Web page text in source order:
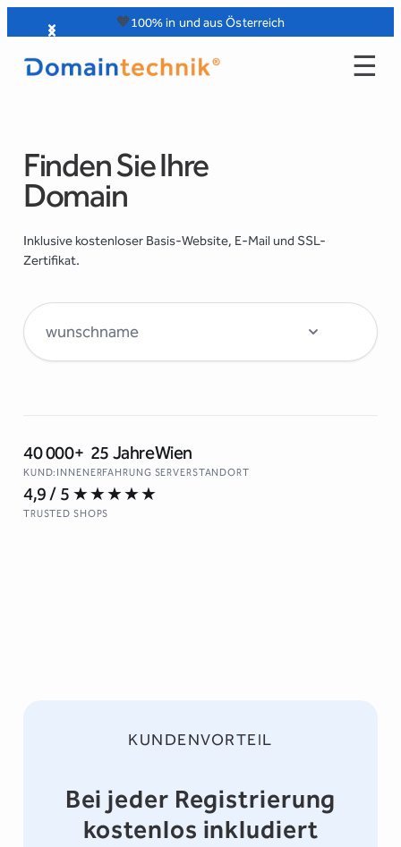
Inhalt
springen
🧡100% in und aus Österreich
☰
Finden Sie Ihre
Domain
Inklusive kostenloser Basis-Website, E-Mail und SSL-
Zertifikat.
↵ Neue Zeile · ⌘↵ / Ctrl+↵ oder Schaltfläche zum Suchen
40 000+
KUND:INNEN
25 Jahre
ERFAHRUNG
Wien
SERVERSTANDORT
4,9 / 5 ★★★★★
TRUSTED SHOPS
KUNDENVORTEIL
Bei jeder Registrierung
kostenlos inkludiert